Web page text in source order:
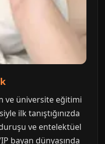
ve üniversite eğitimi
ilk tanıştığınızda
ve entelektüel
bayan dünyasında